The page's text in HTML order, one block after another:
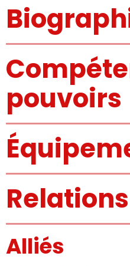
pouvoirs
Relations
Alliés